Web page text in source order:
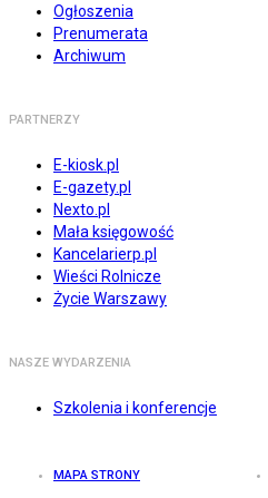
Ogłoszenia
Prenumerata
Archiwum
PARTNERZY
E-kiosk.pl
E-gazety.pl
Nexto.pl
Mała księgowość
Kancelarierp.pl
Wieści Rolnicze
Życie Warszawy
NASZE WYDARZENIA
Szkolenia i konferencje
MAPA STRONY